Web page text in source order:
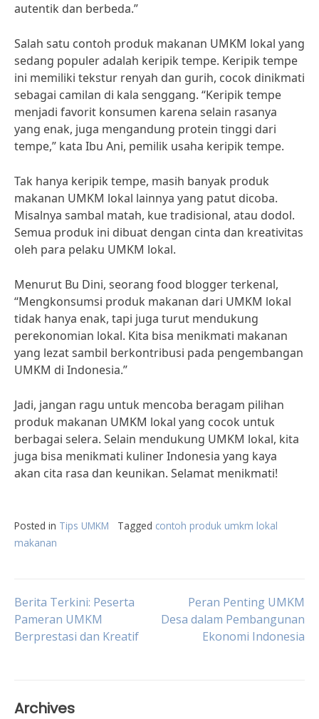
autentik dan berbeda.”
Salah satu contoh produk makanan UMKM lokal yang
sedang populer adalah keripik tempe. Keripik tempe
ini memiliki tekstur renyah dan gurih, cocok dinikmati
sebagai camilan di kala senggang. “Keripik tempe
menjadi favorit konsumen karena selain rasanya
yang enak, juga mengandung protein tinggi dari
tempe,” kata Ibu Ani, pemilik usaha keripik tempe.
Tak hanya keripik tempe, masih banyak produk
makanan UMKM lokal lainnya yang patut dicoba.
Misalnya sambal matah, kue tradisional, atau dodol.
Semua produk ini dibuat dengan cinta dan kreativitas
oleh para pelaku UMKM lokal.
Menurut Bu Dini, seorang food blogger terkenal,
“Mengkonsumsi produk makanan dari UMKM lokal
tidak hanya enak, tapi juga turut mendukung
perekonomian lokal. Kita bisa menikmati makanan
yang lezat sambil berkontribusi pada pengembangan
UMKM di Indonesia.”
Jadi, jangan ragu untuk mencoba beragam pilihan
produk makanan UMKM lokal yang cocok untuk
berbagai selera. Selain mendukung UMKM lokal, kita
juga bisa menikmati kuliner Indonesia yang kaya
akan cita rasa dan keunikan. Selamat menikmati!
Posted in Tips UMKM Tagged contoh produk umkm lokal
makanan
Post
navigation
Berita Terkini: Peserta
Pameran UMKM
Berprestasi dan Kreatif
Peran Penting UMKM
Desa dalam Pembangunan
Ekonomi Indonesia
Archives